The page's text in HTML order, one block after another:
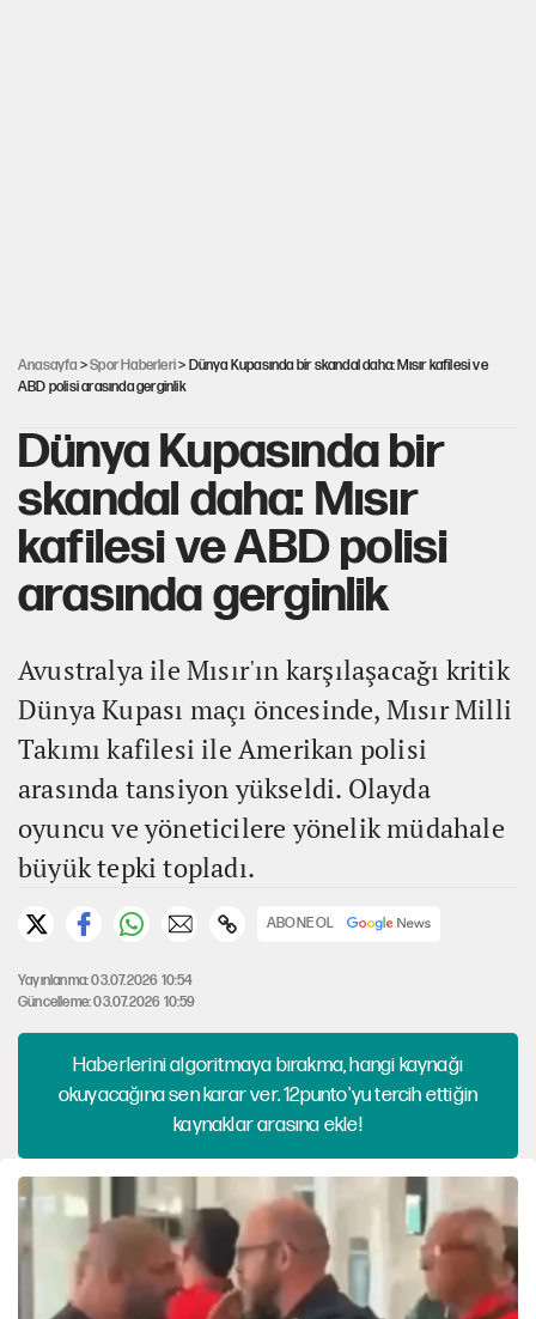
Anasayfa >Spor Haberleri> Dünya Kupasında bir skandal daha: Mısır kafilesi ve
ABD polisi arasında gerginlik
Dünya Kupasında bir
skandal daha: Mısır
kafilesi ve ABD polisi
arasında gerginlik
Avustralya ile Mısır'ın karşılaşacağı kritik
Dünya Kupası maçı öncesinde, Mısır Milli
Takımı kafilesi ile Amerikan polisi
arasında tansiyon yükseldi. Olayda
oyuncu ve yöneticilere yönelik müdahale
büyük tepki topladı.
ABONE OL
Yayınlanma: 03.07.2026 10:54
Güncelleme: 03.07.2026 10:59
Haberlerini algoritmaya bırakma, hangi kaynağı
okuyacağına sen karar ver. 12punto'yu tercih ettiğin
kaynaklar arasına ekle!